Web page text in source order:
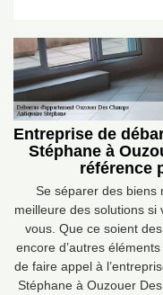
Entreprise de
Stéphane à
référence
Se séparer des biens
meilleure des solutions si
vous. Que ce soient
encore d’autres
de faire appel à
Stéphane à Ouzouer